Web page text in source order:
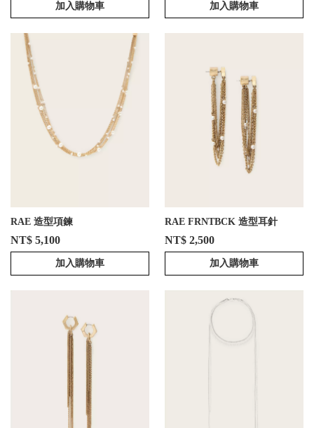
加入購物車 加入購物車
RAE 造型項鍊
NT$ 5,100
加入購物車
RAE FRNTBCK 造型耳針
NT$ 2,500
加入購物車